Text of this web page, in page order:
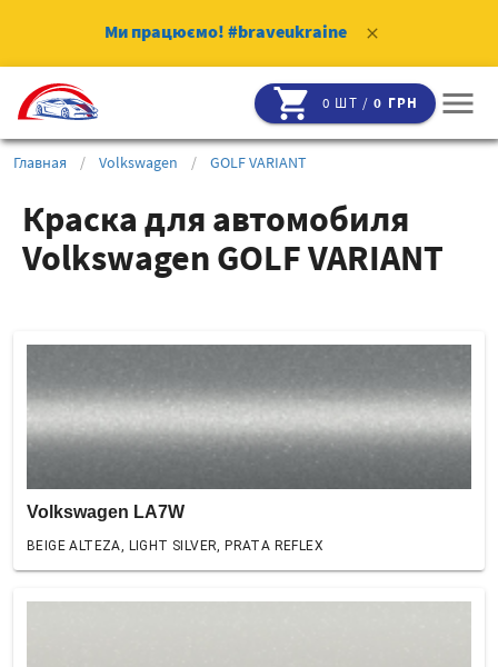
Ми працюємо! #braveukraine clear
shopping_cart 0 ШТ /0 ГРН menu
Главная / Volkswagen / GOLF VARIANT
Краска для автомобиля
Volkswagen GOLF VARIANT
Volkswagen LA7W
BEIGE ALTEZA, LIGHT SILVER, PRATA REFLEX